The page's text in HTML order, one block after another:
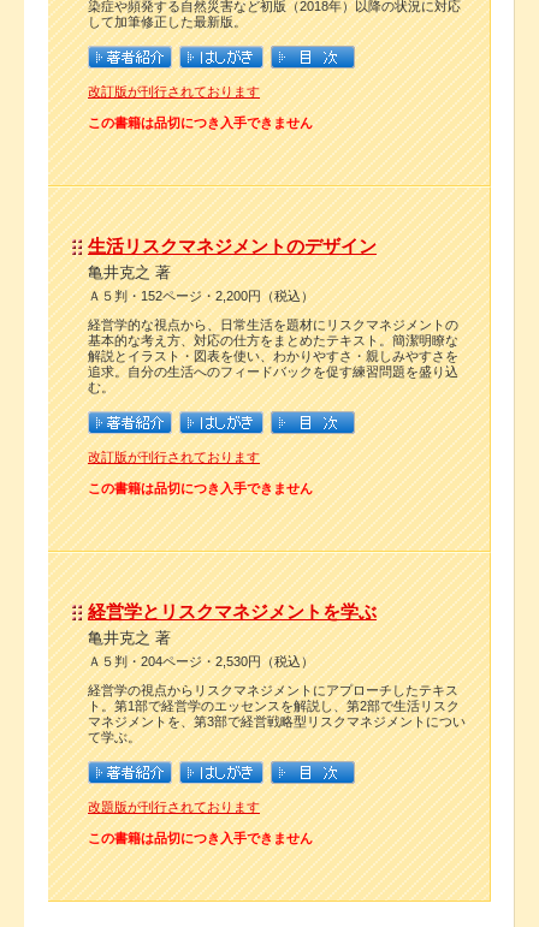
染症や頻発する自然災害など初版（2018年）以降の状況に対応
して加筆修正した最新版。
改訂版が刊行されております
この書籍は品切につき入手できません
生活リスクマネジメントのデザイン
亀井克之 著
Ａ５判・152ページ・2,200円（税込）
経営学的な視点から、日常生活を題材にリスクマネジメントの
基本的な考え方、対応の仕方をまとめたテキスト。簡潔明瞭な
解説とイラスト・図表を使い、わかりやすさ・親しみやすさを
追求。自分の生活へのフィードバックを促す練習問題を盛り込
む。
改訂版が刊行されております
この書籍は品切につき入手できません
経営学とリスクマネジメントを学ぶ
亀井克之 著
Ａ５判・204ページ・2,530円（税込）
経営学の視点からリスクマネジメントにアプローチしたテキス
ト。第1部で経営学のエッセンスを解説し、第2部で生活リスク
マネジメントを、第3部で経営戦略型リスクマネジメントについ
て学ぶ。
改題版が刊行されております
この書籍は品切につき入手できません